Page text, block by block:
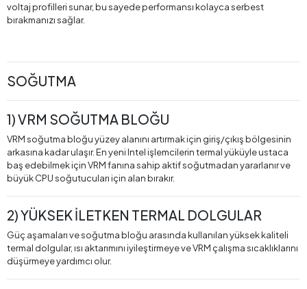
voltaj profilleri sunar, bu sayede performansı kolayca serbest
bırakmanızı sağlar.
SOĞUTMA
1) VRM SOĞUTMA BLOĞU
VRM soğutma bloğu yüzey alanını artırmak için giriş/çıkış bölgesinin
arkasına kadar ulaşır. En yeni Intel işlemcilerin termal yüküyle ustaca
baş edebilmek için VRM fanına sahip aktif soğutmadan yararlanır ve
büyük CPU soğutucuları için alan bırakır.
2) YÜKSEK İLETKEN TERMAL DOLGULAR
Güç aşamaları ve soğutma bloğu arasında kullanılan yüksek kaliteli
termal dolgular, ısı aktarımını iyileştirmeye ve VRM çalışma sıcaklıklarını
düşürmeye yardımcı olur.